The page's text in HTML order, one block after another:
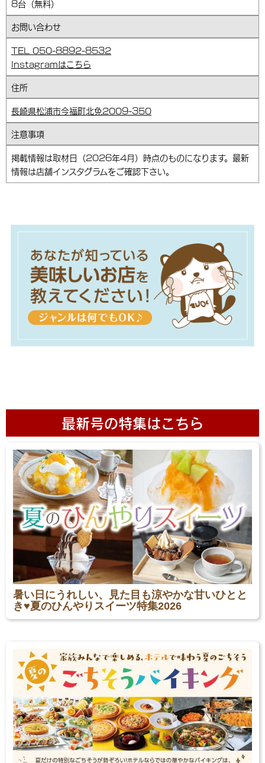
8台（無料）
お問い合わせ
TEL 050-8892-8532
Instagramはこちら
住所
長崎県松浦市今福町北免2009-350
注意事項
掲載情報は取材日（2026年4月）時点のものになります。最新
情報は店舗インスタグラムをご確認下さい。
最新号の特集はこちら
暑い日にうれしい、見た目も涼やかな甘いひとと
き♥夏のひんやりスイーツ特集2026